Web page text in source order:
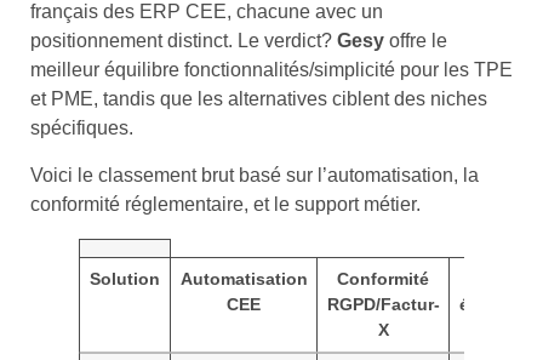
français des ERP CEE, chacune avec un
positionnement distinct. Le verdict? Gesy offre le
meilleur équilibre fonctionnalités/simplicité pour les TPE
et PME, tandis que les alternatives ciblent des niches
spécifiques.
Voici le classement brut basé sur l’automatisation, la
conformité réglementaire, et le support métier.
Solution
Automatisation
CEE
Conformité
RGPD/Factur-
X